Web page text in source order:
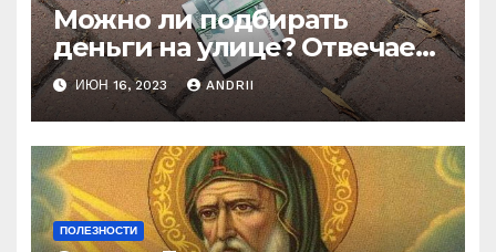
Можно ли подбирать
деньги на улице? Отвечает
батюшка
ИЮН 16, 2023 ANDRII
ПОЛЕЗНОСТИ